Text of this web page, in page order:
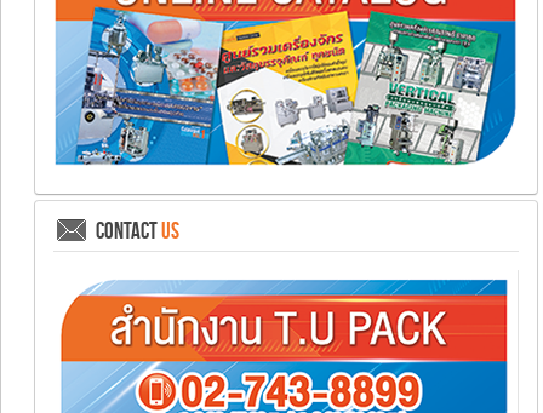
CONTACTUS